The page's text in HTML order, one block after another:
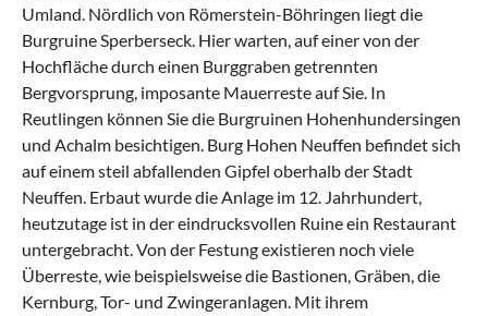
Umland. Nördlich von Römerstein-Böhringen liegt die
Burgruine Sperberseck. Hier warten, auf einer von der
Hochfläche durch einen Burggraben getrennten
Bergvorsprung, imposante Mauerreste auf Sie. In
Reutlingen können Sie die Burgruinen Hohenhundersingen
und Achalm besichtigen. Burg Hohen Neuffen befindet sich
auf einem steil abfallenden Gipfel oberhalb der Stadt
Neuffen. Erbaut wurde die Anlage im 12. Jahrhundert,
heutzutage ist in der eindrucksvollen Ruine ein Restaurant
untergebracht. Von der Festung existieren noch viele
Überreste, wie beispielsweise die Bastionen, Gräben, die
Kernburg, Tor- und Zwingeranlagen. Mit ihrem